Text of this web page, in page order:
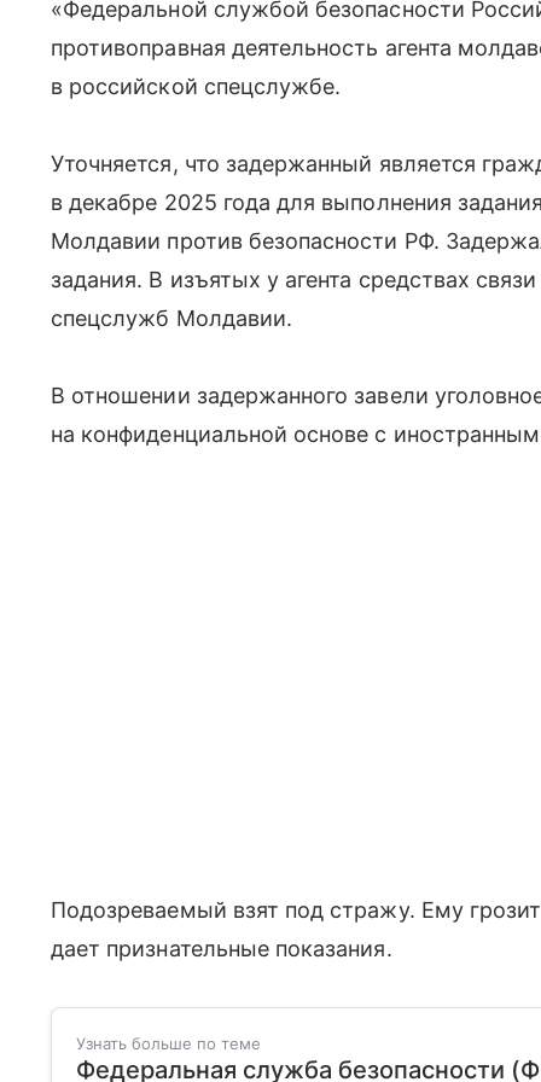
«Федеральной службой безопасности
противоправная деятельность агента
в российской спецслужбе.
Уточняется, что задержанный является
в декабре 2025 года для выполнения
Молдавии против безопасности РФ.
задания. В изъятых у агента средствах
спецслужб Молдавии.
В отношении задержанного завели
на конфиденциальной основе с
Подозреваемый взят под стражу. Ему
дает признательные показания.
Узнать больше по теме
Федеральная служба безопасности